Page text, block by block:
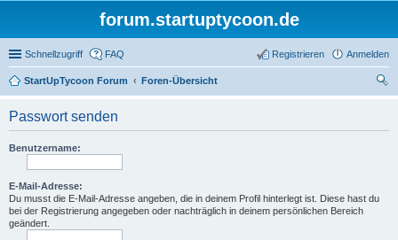
forum.startuptycoon.de
Schnellzugriff FAQ Anmelden
Registrieren
StartUpTycoon Forum
Foren-Übersicht
Passwort senden
Benutzername:
E-Mail-Adresse:
Du musst die E-Mail-Adresse angeben, die in deinem Profil hinterlegt ist. Diese hast du
bei der Registrierung angegeben oder nachträglich in deinem persönlichen Bereich
geändert.